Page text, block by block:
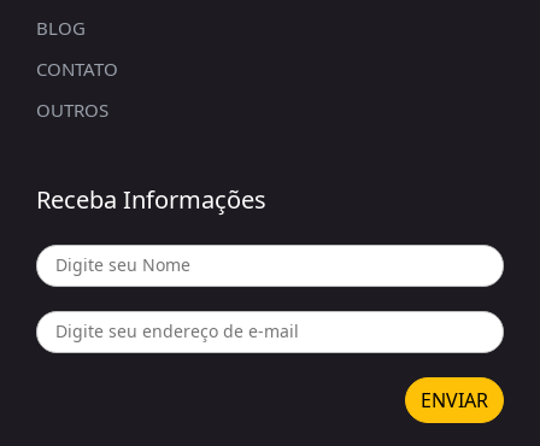
BLOG
CONTATO
OUTROS
Receba Informações
ENVIAR